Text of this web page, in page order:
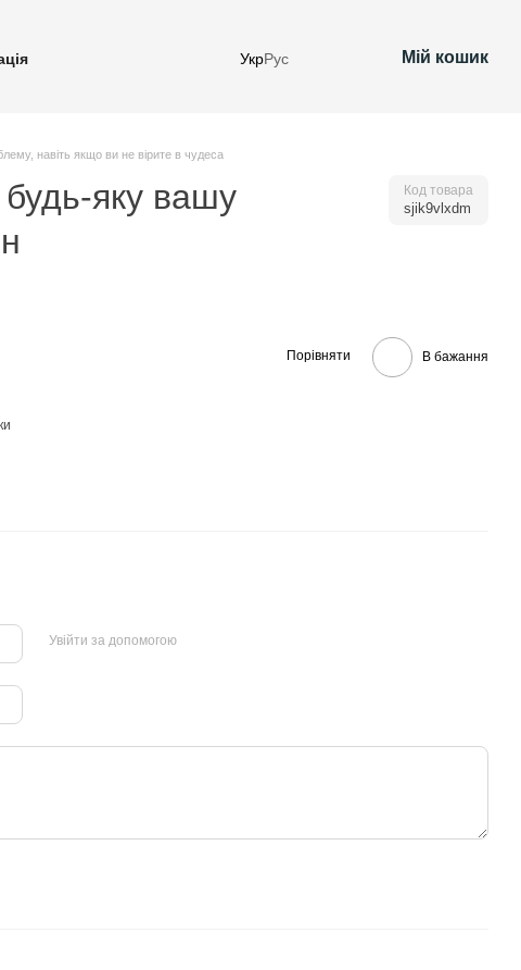
УкрРус Мій кошик
навіть якщо ви не вірите в чудеса
яку вашу
Код товара
sjik9vlxdm
Порівняти В бажання
Увійти за допомогою